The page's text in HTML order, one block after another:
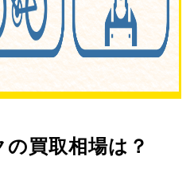
買取相場は？